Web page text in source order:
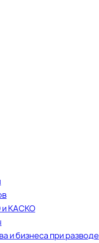
КАСКО
и бизнеса при разводе